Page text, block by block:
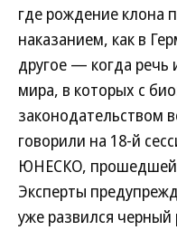
где рождение клона
наказанием, как в
другое — когда речь
мира, в которых с
законодательством
говорили на 18-й
ЮНЕСКО, прошедшей
Эксперты
уже развился черный